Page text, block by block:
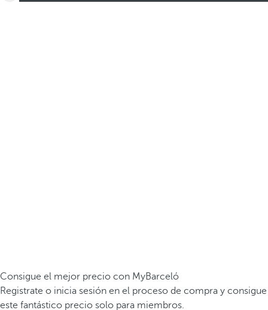
Consigue el mejor precio con MyBarceló
Registrate o inicia sesión en el proceso de compra y consigue
este fantástico precio solo para miembros.